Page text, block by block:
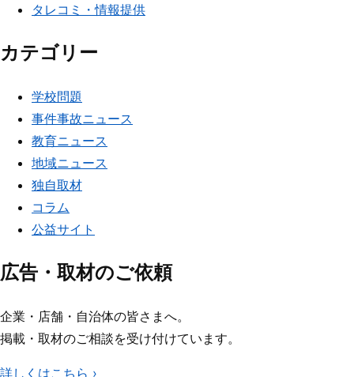
タレコミ・情報提供
カテゴリー
学校問題
事件事故ニュース
教育ニュース
地域ニュース
独自取材
コラム
公益サイト
広告・取材のご依頼
企業・店舗・自治体の皆さまへ。
掲載・取材のご相談を受け付けています。
詳しくはこちら ›